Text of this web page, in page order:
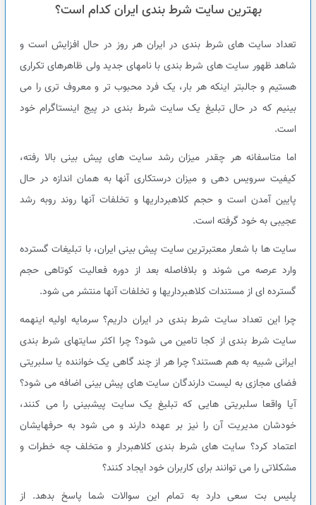
بهترین سایت شرط بندی ایران کدام است؟
تعداد سایت های شرط بندی در ایران هر روز در حال افزایش است و
شاهد ظهور سایت های شرط بندی با نامهای جدید ولی ظاهرهای تکراری
هستیم و جالبتر اینکه هر بار، یک فرد محبوب تر و معروف تری را می
بینیم که در حال تبلیغ یک سایت شرط بندی در پیج اینستاگرام خود
است.
اما متاسفانه هر چقدر میزان رشد سایت های پیش بینی بالا رفته،
کیفیت سرویس دهی و میزان درستکاری آنها به همان اندازه در حال
پایین آمدن است و حجم کلاهبرداریها و تخلفات آنها روند روبه رشد
عجیبی به خود گرفته است.
سایت ها با شعار معتبرترین سایت پیش بینی ایران، با تبلیغات گسترده
وارد عرصه می شوند و بلافاصله بعد از دوره فعالیت کوتاهی حجم
گسترده ای از مستندات کلاهبرداریها و تخلفات آنها منتشر می شود.
چرا این تعداد سایت شرط بندی در ایران داریم؟ سرمایه اولیه اینهمه
سایت شرط بندی از کجا تامین می شود؟ چرا اکثر سایتهای شرط بندی
ایرانی شبیه به هم هستند؟ چرا هر از چند گاهی یک خواننده یا سلبریتی
فضای مجازی به لیست دارندگان سایت های پیش بینی اضافه می شود؟
آیا واقعا سلبریتی هایی که تبلیغ یک سایت پیشبینی را می کنند،
خودشان مدیریت آن را نیز بر عهده دارند و می شود به حرفهایشان
اعتماد کرد؟ سایت های شرط بندی کلاهبردار و متخلف چه خطرات و
مشکلاتی را می توانند برای کاربران خود ایجاد کنند؟
پلیس بت سعی دارد به تمام این سوالات شما پاسخ بدهد. از